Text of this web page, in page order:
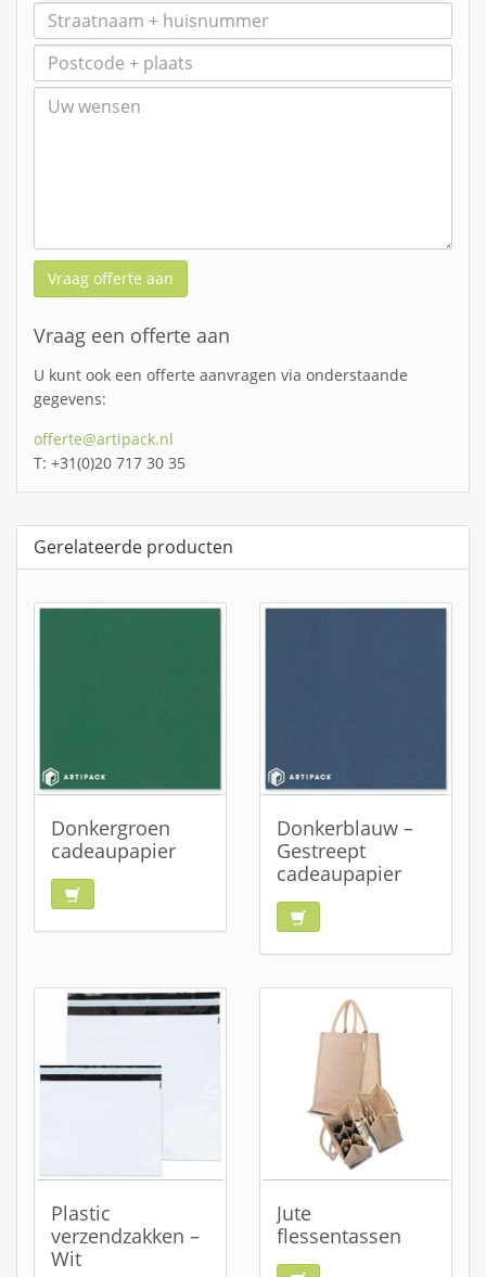
Vraag offerte aan
Vraag een offerte aan
U kunt ook een offerte aanvragen via onderstaande
gegevens:
offerte@artipack.nl
T: +31(0)20 717 30 35
Gerelateerde producten
Donkergroen
cadeaupapier
Donkerblauw –
Gestreept
cadeaupapier
Plastic
verzendzakken –
Wit
Jute
flessentassen